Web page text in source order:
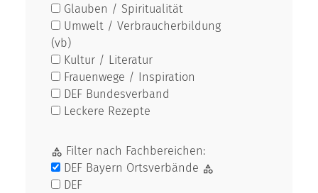
Glauben / Spiritualität
Umwelt / Verbraucherbildung
(vb)
Kultur / Literatur
Frauenwege / Inspiration
DEF Bundesverband
Leckere Rezepte
Filter nach Fachbereichen:
DEF Bayern Ortsverbände
DEF